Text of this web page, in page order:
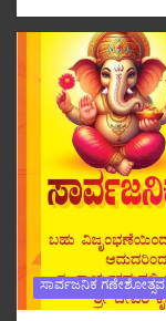
ಸಾರ್ವಜನಿಕ ಗಣೇಶೋತ್ಸವ